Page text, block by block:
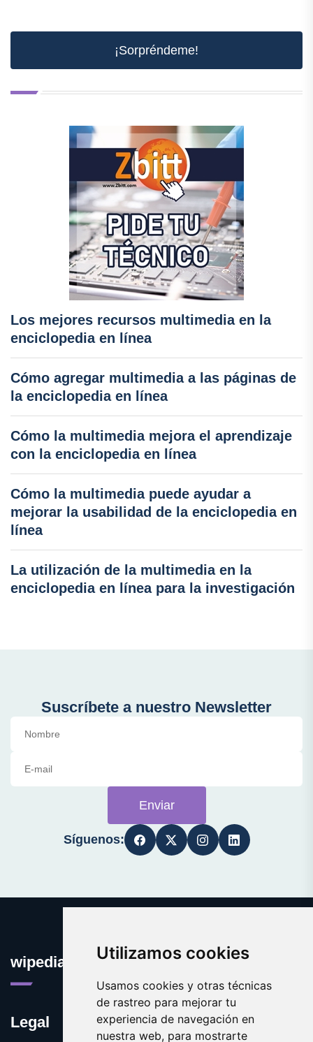
Utilizamos cookies
Usamos cookies y otras técnicas
de rastreo para mejorar tu
experiencia de navegación en
nuestra web, para mostrarte
¡Sorpréndeme!
Los mejores recursos multimedia en la
enciclopedia en línea
Cómo agregar multimedia a las páginas de
la enciclopedia en línea
Cómo la multimedia mejora el aprendizaje
con la enciclopedia en línea
Cómo la multimedia puede ayudar a
mejorar la usabilidad de la enciclopedia en
línea
La utilización de la multimedia en la
enciclopedia en línea para la investigación
Suscríbete a nuestro Newsletter
Enviar
Síguenos:
wipedia.es
Legal